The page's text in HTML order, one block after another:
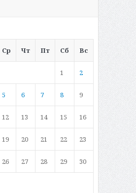
Ср Чт Пт Сб Вс
1 2
5 6 7 8 9
12 13 14 15 16
19 20 21 22 23
26 27 28 29 30